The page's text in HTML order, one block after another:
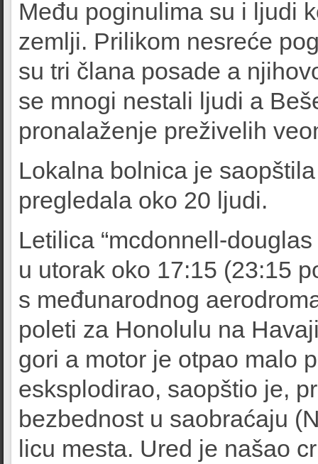
Među poginulima su i ljudi
zemlji. Prilikom nesreće
su tri člana posade a
se mnogi nestali ljudi a
pronalaženje preživelih
Lokalna bolnica je
pregledala oko 20 ljudi.
Letilica “mcdonnell-
u utorak oko 17:15 (23:15
s međunarodnog
poleti za Honolulu na
gori a motor je otpao malo
esksplodirao, saopštio je,
bezbednost u saobraćaju
licu mesta. Ured je našao